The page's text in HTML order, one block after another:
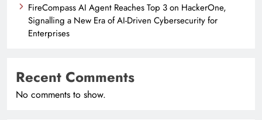
FireCompass AI Agent Reaches Top 3 on HackerOne,
Signalling a New Era of AI-Driven Cybersecurity for
Enterprises
Recent Comments
No comments to show.